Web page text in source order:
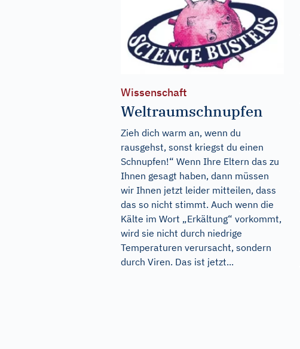
Wissenschaft
Weltraumschnupfen
Zieh dich warm an, wenn du
rausgehst, sonst kriegst du einen
Schnupfen!“ Wenn Ihre Eltern das zu
Ihnen gesagt haben, dann müssen
wir Ihnen jetzt leider mitteilen, dass
das so nicht stimmt. Auch wenn die
Kälte im Wort „Erkältung“ vorkommt,
wird sie nicht durch niedrige
Temperaturen verursacht, sondern
durch Viren. Das ist jetzt...